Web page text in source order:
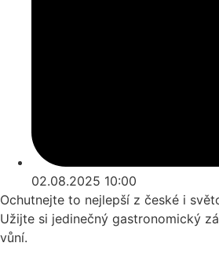
02.08.2025 10:00
Ochutnejte to nejlepší z české i
Užijte si jedinečný gastronomický
vůní.